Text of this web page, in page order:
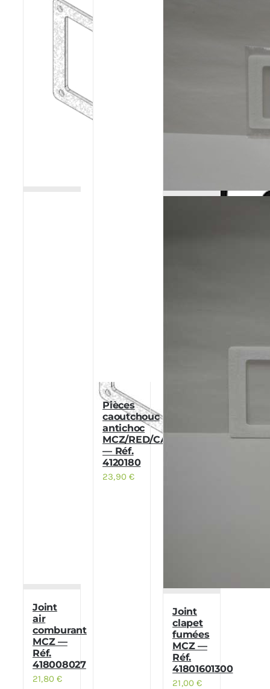
Poêles et chaudières
Conduit de fumées
Joint
air
comburant
MCZ —
Réf.
418008027
21,80€
Pièces
caoutchouc
antichoc
MCZ/RED/CADEL
— Réf.
4120180
23,90€
Joint
clapet
fumées
MCZ —
Réf.
41801601300
21,00€